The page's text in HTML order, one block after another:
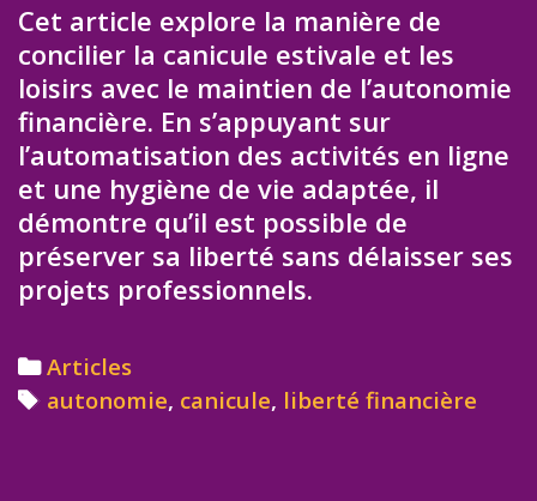
Cet article explore la manière de
concilier la canicule estivale et les
loisirs avec le maintien de l’autonomie
financière. En s’appuyant sur
l’automatisation des activités en ligne
et une hygiène de vie adaptée, il
démontre qu’il est possible de
préserver sa liberté sans délaisser ses
projets professionnels.
Categories
Articles
Tags
autonomie, canicule, liberté financière